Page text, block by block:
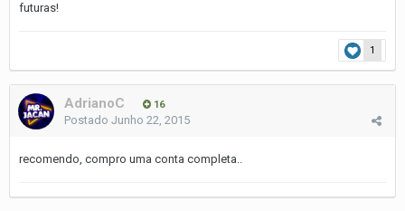
futuras!
1
AdrianoC 16
Postado Junho 22, 2015
recomendo, compro uma conta completa..